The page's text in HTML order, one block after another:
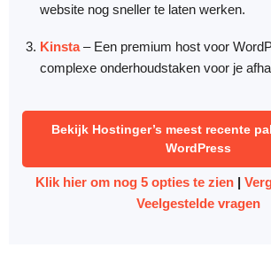
website nog sneller te laten werken.
Kinsta– Een premium host voor
complexe onderhoudstaken voor je
Bekijk Hostinger’s meest recente
WordPress
Klik hier om nog 5 opties te zien
Veelgestelde vragen